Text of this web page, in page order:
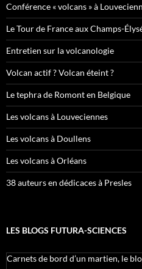
Conférence « volcans » à
Le Tour de France aux Champs-
Entretien sur la volcanologie
Volcan actif ? Volcan éteint ?
Le tephra de Romont en Belgique
Les volcans à Louveciennes
Les volcans à Doullens
Les volcans à Orléans
38 auteurs en dédicaces à Presles
LES BLOGS FUTURA-SCIENCES
Carnets de bord d’un martien, le